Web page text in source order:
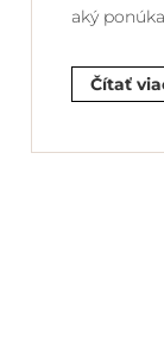
aký ponúka
Čítať